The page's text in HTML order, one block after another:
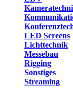
LED Screens
Lichttechnik
Messebau
Rigging
Sonstiges
Streaming